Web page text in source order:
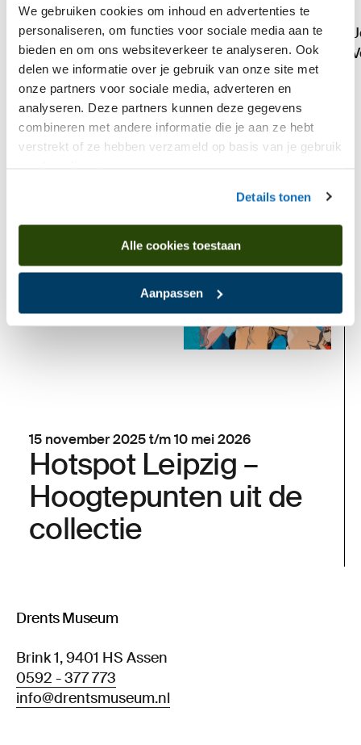
We gebruiken cookies om inhoud en advertenties te
personaliseren, om functies voor sociale media aan te
bieden en om ons websiteverkeer te analyseren. Ook
delen we informatie over je gebruik van onze site met
onze partners voor sociale media, adverteren en
analyseren. Deze partners kunnen deze gegevens
combineren met andere informatie die je aan ze hebt
verstrekt of ze hebben verzameld op basis van je gebruik
Details tonen
Alle cookies toestaan
Aanpassen
Hachulla,Ulrich
Italienisches Selbstbildnis
Komt voor in
15 november 2025 t/m 10 mei 2026
Hotspot Leipzig –
Hoogtepunten uit de
collectie
Drents Museum
Brink 1, 9401 HS Assen
0592 - 377 773
info@drentsmuseum.nl